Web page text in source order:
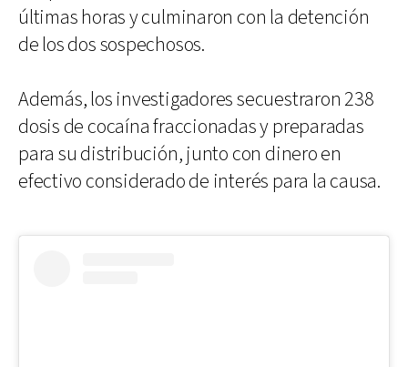
últimas horas y culminaron con la detención
de los dos sospechosos.
Además, los investigadores secuestraron 238
dosis de cocaína fraccionadas y preparadas
para su distribución, junto con dinero en
efectivo considerado de interés para la causa.